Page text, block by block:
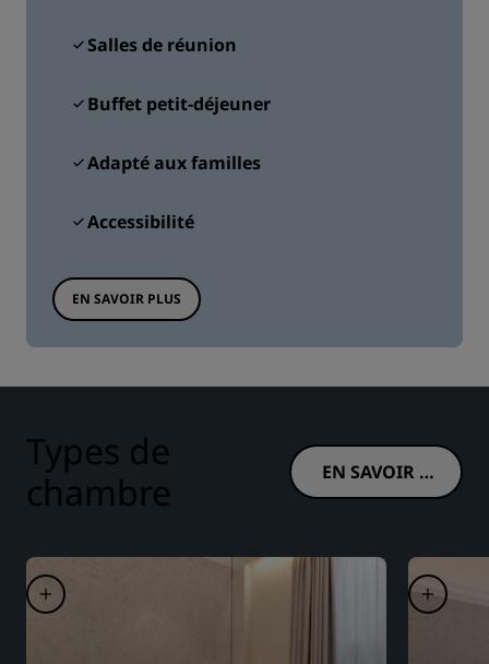
Salles de réunion
Buffet petit-déjeuner
Adapté aux familles
Accessibilité
EN SAVOIR PLUS
Types de
chambre
EN SAVOIR P
LUS